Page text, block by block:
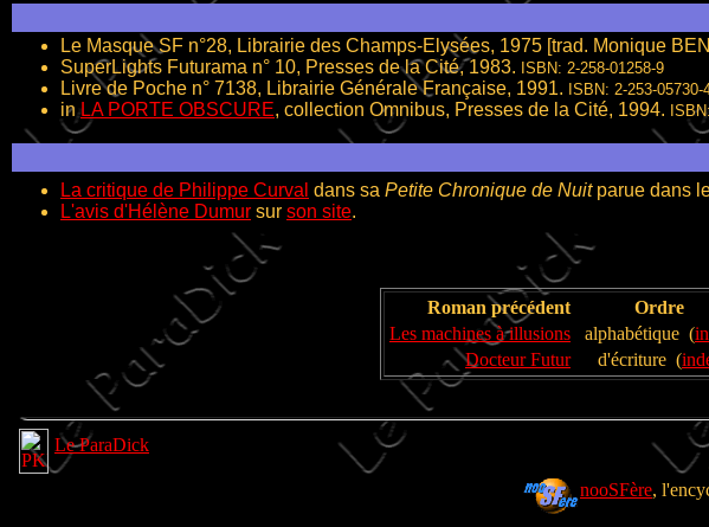
Le Masque SF n°28, Librairie des Champs-Elysées, 1975 [trad. Monique
SuperLights Futurama n° 10, Presses de la Cité, 1983. ISBN: 2-258-01258-9
Livre de Poche n° 7138, Librairie Générale Française, 1991. ISBN: 2-253-05730-
inLA PORTE OBSCURE, collection Omnibus, Presses de la Cité, 1994.
La critique de Philippe Curval dans sa Petite Chronique de Nuitparue dans
L'avis d'Hélène Dumur sur son site.
Roman précédent Ordre
Les machines à illusions
alphabétique (
Docteur Futur
d'écriture (
Le ParaDick
nooSFère,